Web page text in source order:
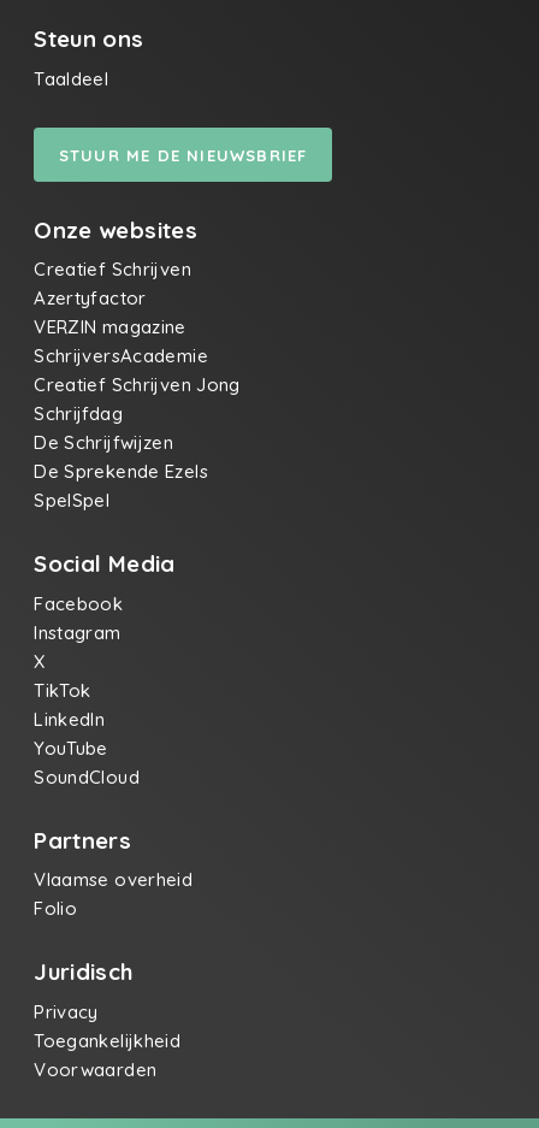
Steun ons
Taaldeel
STUUR ME DE NIEUWSBRIEF
Onze websites
Creatief Schrijven
Azertyfactor
VERZIN magazine
SchrijversAcademie
Creatief Schrijven Jong
Schrijfdag
De Schrijfwijzen
De Sprekende Ezels
SpelSpel
Social Media
Facebook
Instagram
X
TikTok
LinkedIn
YouTube
SoundCloud
Partners
Vlaamse overheid
Folio
Juridisch
Privacy
Toegankelijkheid
Voorwaarden